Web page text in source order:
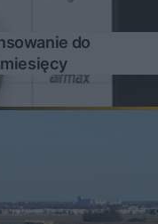
do
miesięcy